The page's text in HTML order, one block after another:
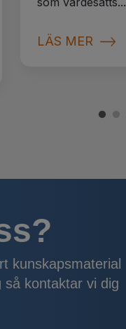
LÄS MER
kunskapsmaterial
kontaktar vi dig